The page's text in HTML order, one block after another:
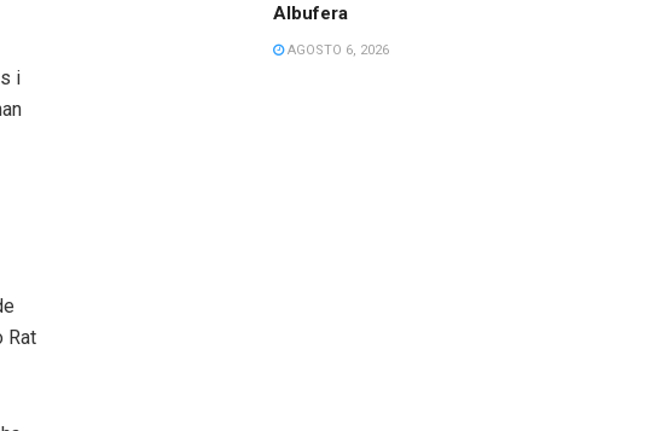
i
Rat
Albufera
AGOSTO 6, 2026